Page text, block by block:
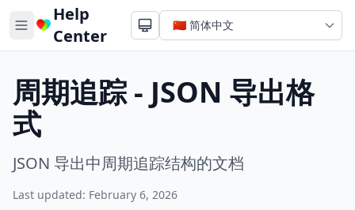
Help
Center
周期追踪 - JSON 导出格
式
JSON 导出中周期追踪结构的文档
Last updated: February 6, 2026